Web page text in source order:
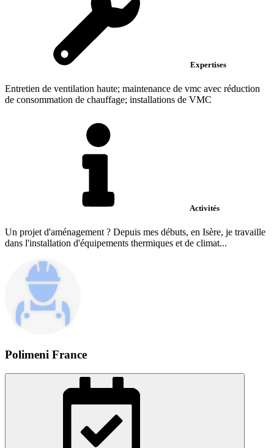
Expertises
Entretien de ventilation haute; maintenance de vmc avec réduction
de consommation de chauffage; installations de VMC
Activités
Un projet d'aménagement ? Depuis mes débuts, en Isère, je travaille
dans l'installation d'équipements thermiques et de climat...
Polimeni France